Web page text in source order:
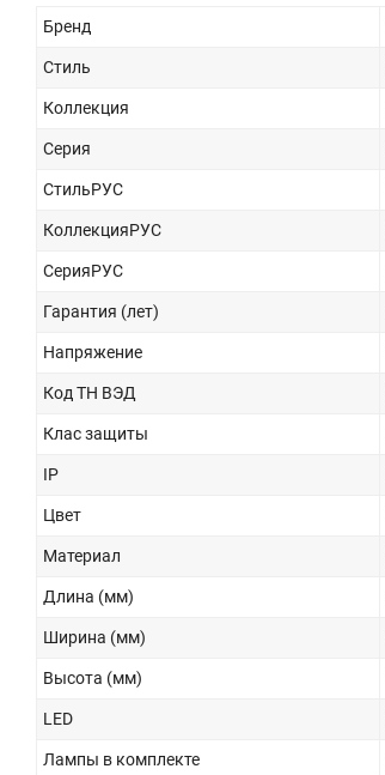
Бренд
Стиль
Коллекция
Серия
СтильРУС
КоллекцияРУС
СерияРУС
Гарантия (лет)
Напряжение
Код ТН ВЭД
Клас защиты
IP
Цвет
Материал
Длина (мм)
Ширина (мм)
Высота (мм)
LED
Лампы в комплекте